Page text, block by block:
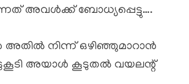
അവൾക്ക് ബോധ്യപ്പെട്ടു….
നിന്ന് ഒഴിഞ്ഞുമാറാൻ
അയാൾ കൂടുതൽ വയലന്റ്